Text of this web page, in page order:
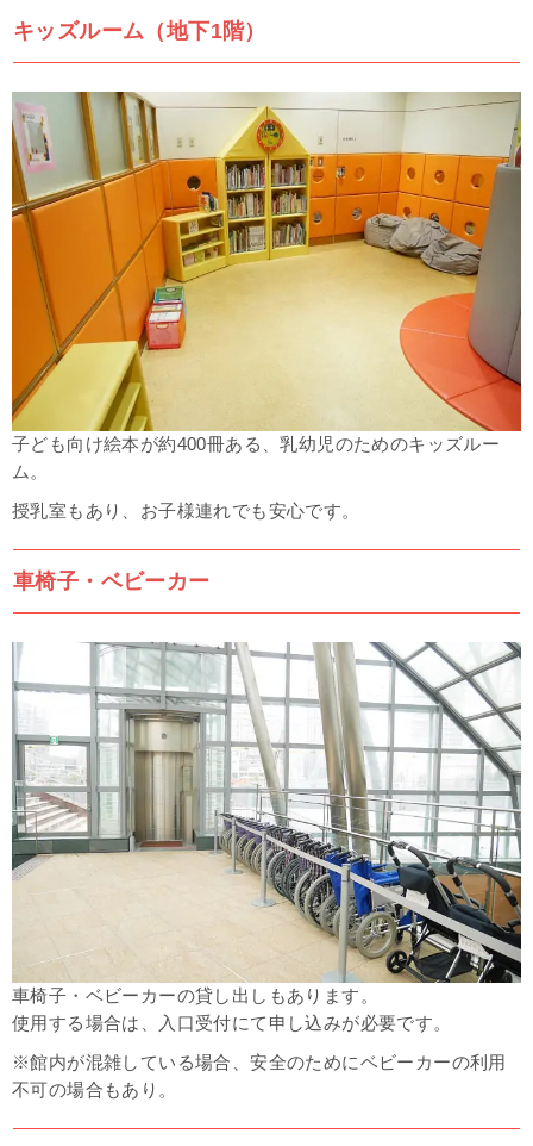
キッズルーム（地下1階）
子ども向け絵本が約400冊ある、乳幼児のためのキッズルー
ム。
授乳室もあり、お子様連れでも安心です。
車椅子・ベビーカー
車椅子・ベビーカーの貸し出しもあります。
使用する場合は、入口受付にて申し込みが必要です。
※館内が混雑している場合、安全のためにベビーカーの利用
不可の場合もあり。